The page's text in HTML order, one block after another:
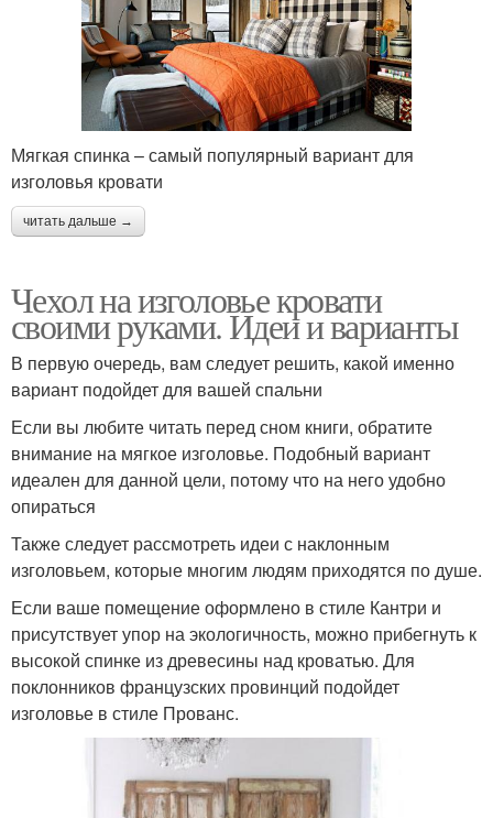
Мягкая спинка – самый популярный вариант для
изголовья кровати
читать дальше →
Чехол на изголовье кровати
своими руками. Идеи и варианты
В первую очередь, вам следует решить, какой именно
вариант подойдет для вашей спальни
Если вы любите читать перед сном книги, обратите
внимание на мягкое изголовье. Подобный вариант
идеален для данной цели, потому что на него удобно
опираться
Также следует рассмотреть идеи с наклонным
изголовьем, которые многим людям приходятся по душе.
Если ваше помещение оформлено в стиле Кантри и
присутствует упор на экологичность, можно прибегнуть к
высокой спинке из древесины над кроватью. Для
поклонников французских провинций подойдет
изголовье в стиле Прованс.